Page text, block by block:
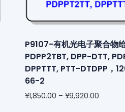
P9107-有机光电子聚合物
PDPP2TBT, DPP-DTT,
DPPTTT, PTT-DTDPP，
66-2
¥1,850.00 – ¥9,920.00